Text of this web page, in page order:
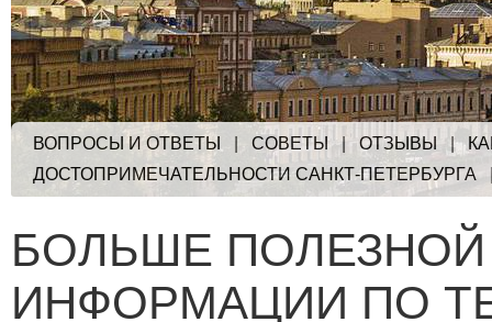
ВОПРОСЫ И ОТВЕТЫ СОВЕТЫ |ОТЗЫВЫ |
ДОСТОПРИМЕЧАТЕЛЬНОСТИ САНКТ-ПЕТЕРБУРГА
БОЛЬШЕ ПОЛЕЗНОЙ
ИНФОРМАЦИИ ПО